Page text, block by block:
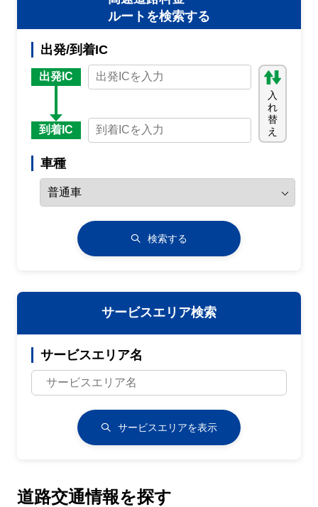
ルートを検索する
出発/到着IC
出発IC
到着IC
入
れ
替
え
車種
検索する
サービスエリア検索
サービスエリア名
サービスエリアを表示
道路交通情報を探す